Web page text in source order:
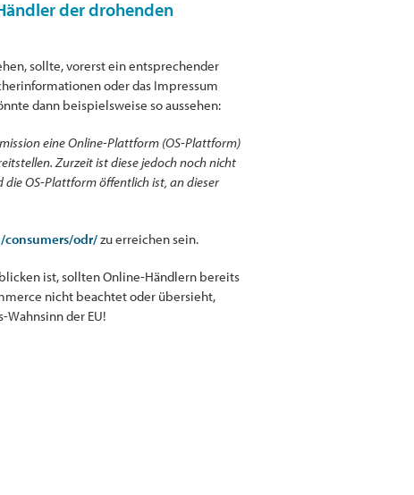
der drohenden
sollte, vorerst ein entsprechender
oder das Impressum
dann beispielsweise so aussehen:
eine Online-Plattform (OS-Plattform)
Zurzeit ist diese jedoch noch nicht
die OS-Plattform öffentlich ist, an dieser
odr/zu erreichen sein.
ist, sollten Online-Händlern bereits
nicht beachtet oder übersieht,
der EU!